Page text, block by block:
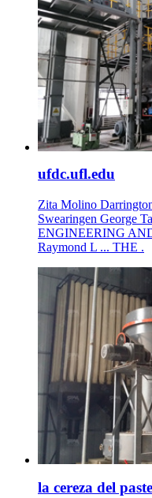
ufdc.ufl.edu
Zita Molino
Swearingen George
ENGINEERING
Raymond L ... THE .
la cereza del